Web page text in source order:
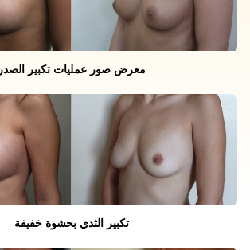
معرض صور عمليات تكبير الصدر
تكبير الثدي بحشوة خفيفة